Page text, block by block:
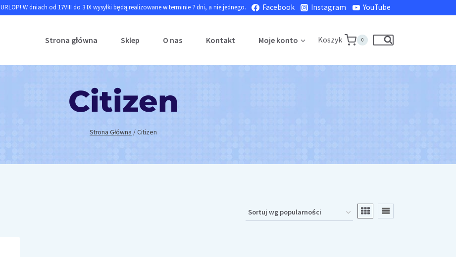
URLOP! W dniach od 17VIII do 3 IX wysyłki będą realizowane w terminie 7 dni, a nie jednego. Facebook Instagram YouTube
Strona główna Sklep O nas Kontakt Moje konto Koszyk 0
Citizen
Strona Główna /Citizen